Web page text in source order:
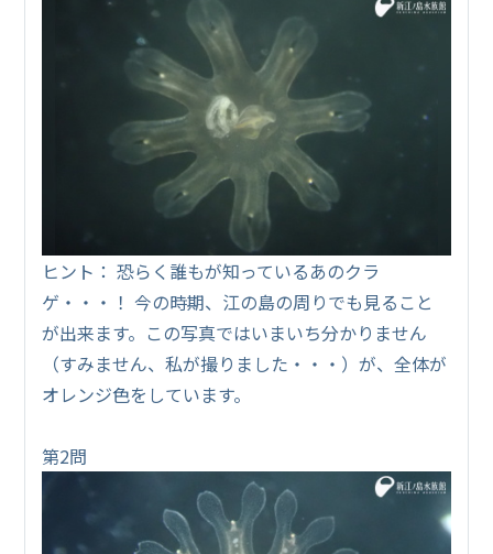
ヒント： 恐らく誰もが知っているあのクラ
ゲ・・・！ 今の時期、江の島の周りでも見ること
が出来ます。この写真ではいまいち分かりません
（すみません、私が撮りました・・・）が、全体が
オレンジ色をしています。
第2問